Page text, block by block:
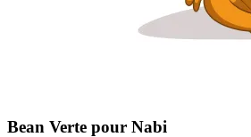
Bean Verte pour Nabi